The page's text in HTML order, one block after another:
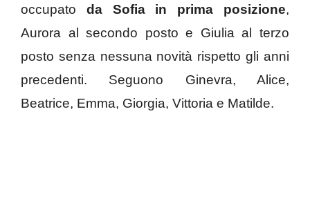
occupato da Sofia in prima posizione,
Aurora al secondo posto e Giulia al terzo
posto senza nessuna novità rispetto gli anni
precedenti. Seguono Ginevra, Alice,
Beatrice, Emma, Giorgia, Vittoria e Matilde.